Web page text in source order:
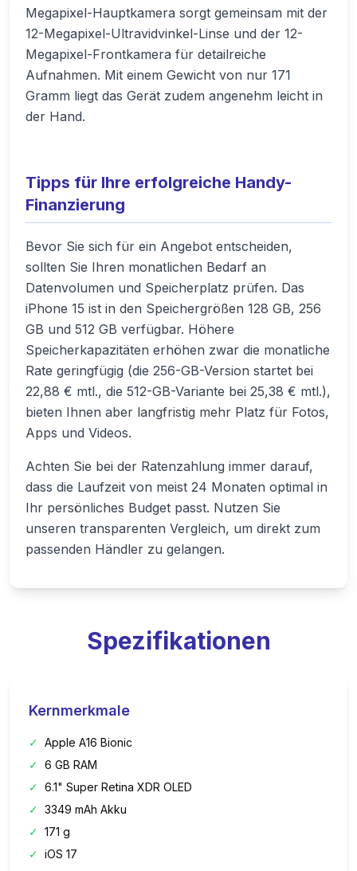
Megapixel-Hauptkamera sorgt gemeinsam mit der
12-Megapixel-Ultravidvinkel-Linse und der 12-
Megapixel-Frontkamera für detailreiche
Aufnahmen. Mit einem Gewicht von nur 171
Gramm liegt das Gerät zudem angenehm leicht in
der Hand.
Tipps für Ihre erfolgreiche Handy-
Finanzierung
Bevor Sie sich für ein Angebot entscheiden,
sollten Sie Ihren monatlichen Bedarf an
Datenvolumen und Speicherplatz prüfen. Das
iPhone 15 ist in den Speichergrößen 128 GB, 256
GB und 512 GB verfügbar. Höhere
Speicherkapazitäten erhöhen zwar die monatliche
Rate geringfügig (die 256-GB-Version startet bei
22,88 € mtl., die 512-GB-Variante bei 25,38 € mtl.),
bieten Ihnen aber langfristig mehr Platz für Fotos,
Apps und Videos.
Achten Sie bei der Ratenzahlung immer darauf,
dass die Laufzeit von meist 24 Monaten optimal in
Ihr persönliches Budget passt. Nutzen Sie
unseren transparenten Vergleich, um direkt zum
passenden Händler zu gelangen.
Spezifikationen
Kernmerkmale
✓ Apple A16 Bionic
✓ 6 GB RAM
✓ 6.1" Super Retina XDR OLED
✓ 3349 mAh Akku
✓ 171 g
✓ iOS 17